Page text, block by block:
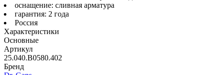
оснащение: сливная арматура
гарантия: 2 года
Россия
Характеристики
Основные
Артикул
25.040.B0580.402
Бренд